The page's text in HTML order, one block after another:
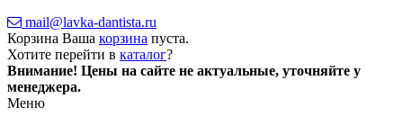
mail@lavka-dantista.ru
Корзина Ваша корзина пуста.
Хотите перейти в каталог?
Внимание! Цены на сайте не актуальные, уточняйте у
менеджера.
Меню